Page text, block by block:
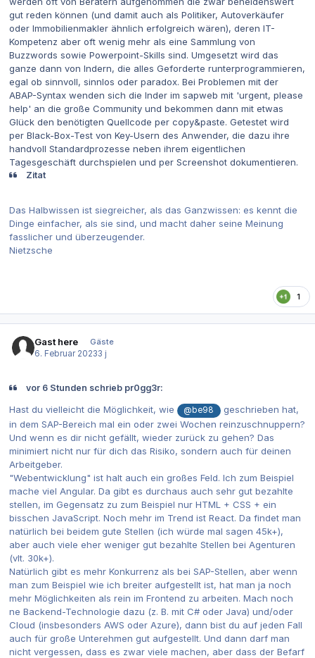
gut reden können (und damit auch als Politiker, Autoverkäufer
oder Immobilienmakler ähnlich erfolgreich wären), deren IT-
Kompetenz aber oft wenig mehr als eine Sammlung von
Buzzwords sowie Powerpoint-Skills sind. Umgesetzt wird das
ganze dann von Indern, die alles Geforderte runterprogrammieren,
egal ob sinnvoll, sinnlos oder paradox. Bei Problemen mit der
ABAP-Syntax wenden sich die Inder im sapweb mit 'urgent, please
help' an die große Community und bekommen dann mit etwas
Glück den benötigten Quellcode per copy&paste. Getestet wird
per Black-Box-Test von Key-Usern des Anwender, die dazu ihre
handvoll Standardprozesse neben ihrem eigentlichen
Tagesgeschäft durchspielen und per Screenshot dokumentieren.
Zitat
Das Halbwissen ist siegreicher, als das Ganzwissen: es kennt die
Dinge einfacher, als sie sind, und macht daher seine Meinung
fasslicher und überzeugender.
Nietzsche
1
Gast here
Gäste
6. Februar 20233 j
vor 6 Stunden schrieb pr0gg3r:
Hast du vielleicht die Möglichkeit, wie @be98
geschrieben hat,
in dem SAP-Bereich mal ein oder zwei Wochen reinzuschnuppern?
Und wenn es dir nicht gefällt, wieder zurück zu gehen? Das
minimiert nicht nur für dich das Risiko, sondern auch für deinen
Arbeitgeber.
"Webentwicklung" ist halt auch ein großes Feld. Ich zum Beispiel
mache viel Angular. Da gibt es durchaus auch sehr gut bezahlte
stellen, im Gegensatz zu zum Beispiel nur HTML + CSS + ein
bisschen JavaScript. Noch mehr im Trend ist React. Da findet man
natürlich bei beidem gute Stellen (ich würde mal sagen 45k+),
aber auch viele eher weniger gut bezahlte Stellen bei Agenturen
(vlt. 30k+).
Natürlich gibt es mehr Konkurrenz als bei SAP-Stellen, aber wenn
man zum Beispiel wie ich breiter aufgestellt ist, hat man ja noch
mehr Möglichkeiten als rein im Frontend zu arbeiten. Mach noch
ne Backend-Technologie dazu (z. B. mit C# oder Java) und/oder
Cloud (insbesonders AWS oder Azure), dann bist du auf jeden Fall
auch für große Unterehmen gut aufgestellt. Und dann darf man
nicht vergessen, dass es zwar viele machen, aber dass der Befarf